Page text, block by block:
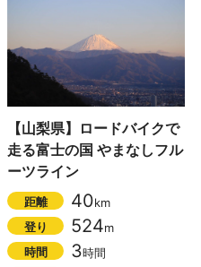
【山梨県】ロードバイクで
走る富士の国 やまなしフル
ーツライン
距離 40km
登り
524m
時間
3時間